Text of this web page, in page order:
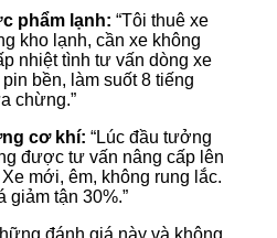
phẩm lạnh: “Tôi thuê xe
kho lạnh, cần xe không
nhiệt tình tư vấn dòng xe
bền, làm suốt 8 tiếng
chừng.”
cơ khí: “Lúc đầu tưởng
được tư vấn nâng cấp lên
mới, êm, không rung lắc.
giảm tận 30%.”
đánh giá này và không